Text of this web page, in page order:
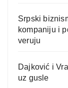
Srpski
kompaniju i
veruju
Dajković i
uz gusle